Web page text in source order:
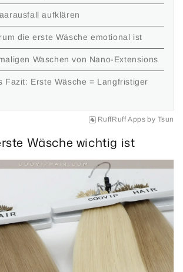
aufklären
die erste Wäsche emotional ist
Waschen von Nano-Extensions
Fazit: Erste Wäsche = Langfristiger
RuffRuff Apps by Tsun
Wäsche wichtig ist